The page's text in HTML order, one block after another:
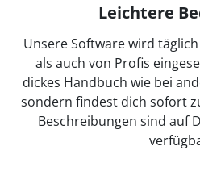
Leichtere
Unsere Software wird
als auch von Profis
dickes Handbuch wie bei
sondern findest dich sofort
Beschreibungen sind auf